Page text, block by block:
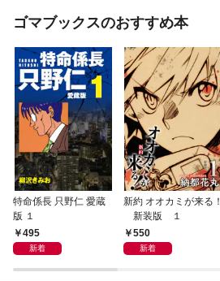
ゴマブックスのおすすめ本
特命係長 只野仁 愛蔵
版 １
495
新着
新約 オオカミが来る！
新装版 １
550
新着